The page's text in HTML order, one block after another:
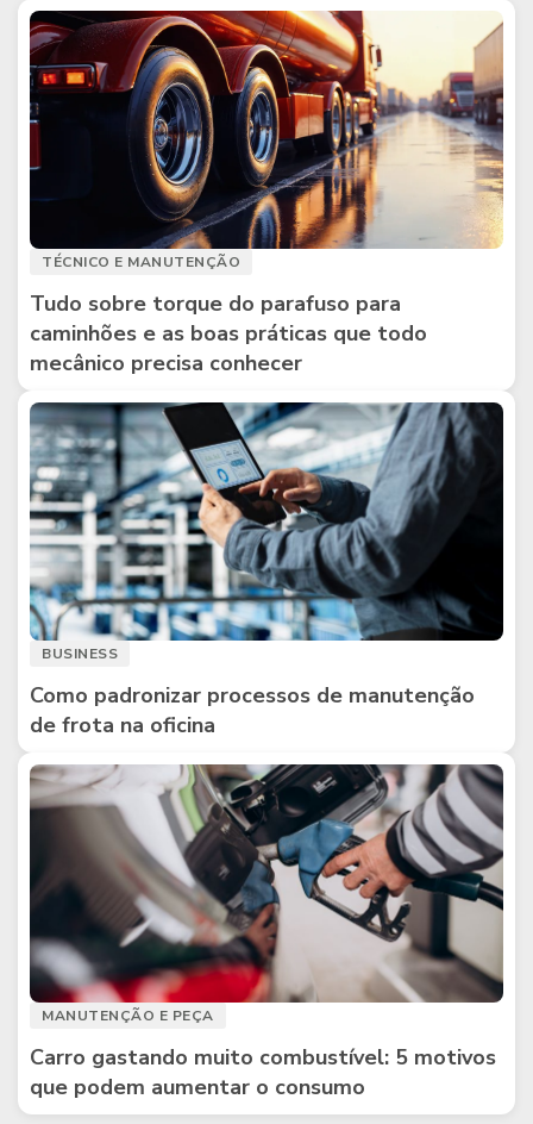
TÉCNICO E MANUTENÇÃO
Tudo sobre torque do parafuso para
caminhões e as boas práticas que todo
mecânico precisa conhecer
BUSINESS
Como padronizar processos de manutenção
de frota na oficina
MANUTENÇÃO E PEÇA
Carro gastando muito combustível: 5 motivos
que podem aumentar o consumo